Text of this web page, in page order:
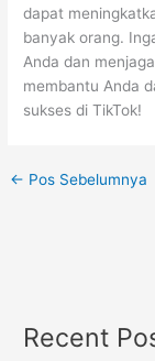
dapat
banyak orang.
Anda dan
membantu Anda
sukses di TikTok!
← Pos Sebelumnya
Recent